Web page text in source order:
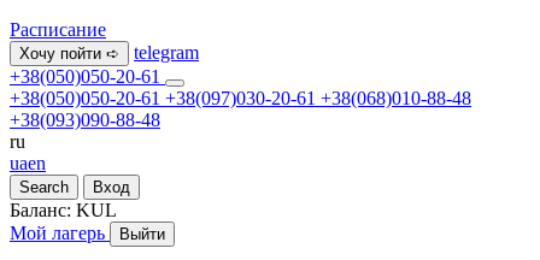
Расписание
Хочу пойти ➪
telegram
+38(050)050-20-61
+38(050)050-20-61 +38(097)030-20-61 +38(068)010-88-48
+38(093)090-88-48
ru
uaen
Search Вход
Баланс: KUL
Мой лагерь
Выйти